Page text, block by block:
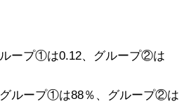
ープ①は0.12、グループ②は
ループ①は88％、グループ②は